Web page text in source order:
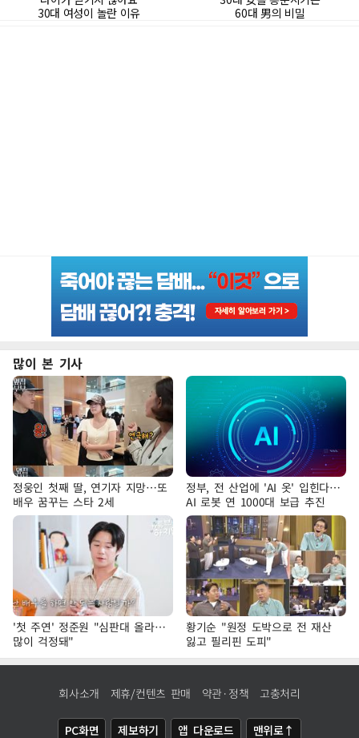
많이 본 기사
정웅인 첫째 딸, 연기자 지망…또
배우 꿈꾸는 스타 2세
정부, 전 산업에 'AI 옷' 입힌다…
AI 로봇 연 1000대 보급 추진
'첫 주연' 정준원 "심판대 올라…
많이 걱정돼"
황기순 "원정 도박으로 전 재산
잃고 필리핀 도피"
회사소개 제휴/컨텐츠 판매 약관·정책 고충처리
PC화면 제보하기 앱 다운로드 맨위로↑